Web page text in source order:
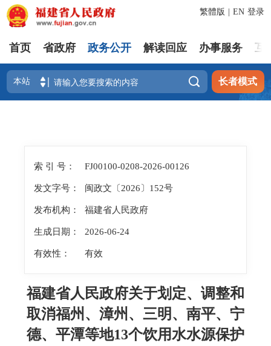
登录
繁體版 EN
首页 省政府 政务公开 解读回应 办事服务 互
 长者模式
索 引 号： FJ00100-0208-2026-00126
发文字号： 闽政文〔2026〕152号
发布机构： 福建省人民政府
生成日期： 2026-06-24
有效性： 有效
福建省人民政府关于划定、调整和
取消福州、漳州、三明、南平、宁
德、平潭等地13个饮用水水源保护